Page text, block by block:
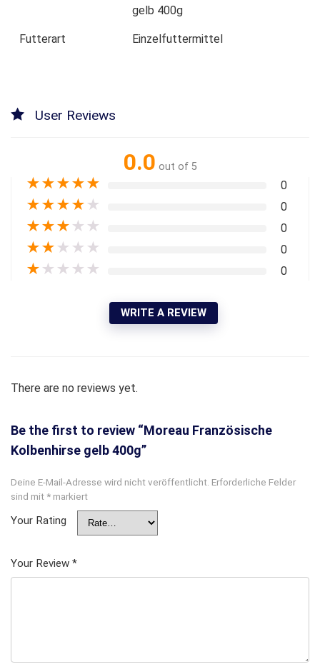
gelb 400g
Futterart Einzelfuttermittel
User Reviews
0.0 out of 5
★★★★★ 0
★★★★ ★ 0
★★★ ★ ★ 0
★★ ★ ★ ★ 0
★ ★ ★ ★ ★ 0
WRITE A REVIEW
There are no reviews yet.
Be the first to review “Moreau Französische
Kolbenhirse gelb 400g”
Deine E-Mail-Adresse wird nicht veröffentlicht. Erforderliche Felder
sind mit * markiert
Your Rating
Your Review *